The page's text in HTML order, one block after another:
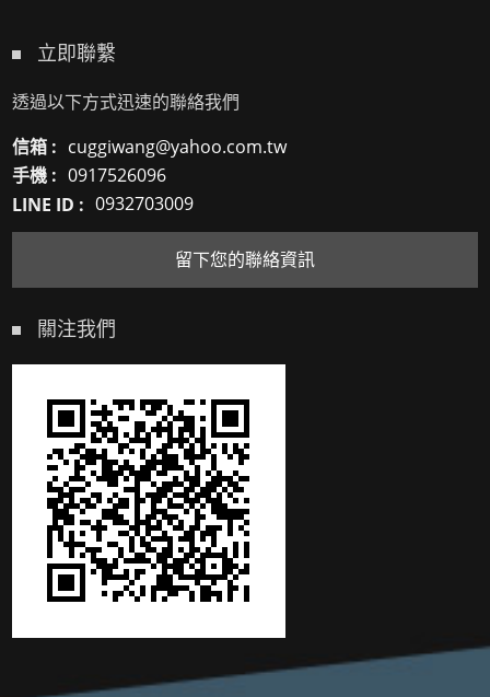
立即聯繫
透過以下方式迅速的聯絡我們
信箱 : cuggiwang@yahoo.com.tw
手機 : 0917526096
LINE ID : 0932703009
留下您的聯絡資訊
關注我們